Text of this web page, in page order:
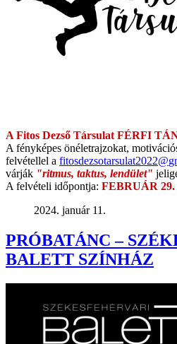
A Fitos Dezső Társulat FÉRFI
A fényképes önéletrajzokat,
felvétellel a fitosdezsotarsulat2022@
várják "ritmus, taktus, lendület"
A felvételi időpontja: FEBRUÁR 29.
2024. január 11.
PRÓBATÁNC –
BALETT SZÍNHÁZ